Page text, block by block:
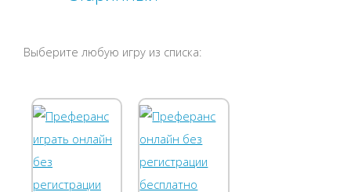
Выберите любую игру из списка: